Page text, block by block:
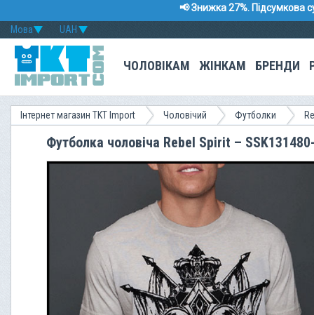
📢 Знижка 27%. Підсумкова
UAH
Мова
ЧОЛОВІКАМ ЖІНКАМ БРЕНДИ
Інтернет магазин TKT Import Чоловічий Футболки
Футболка чоловіча Rebel Spirit –